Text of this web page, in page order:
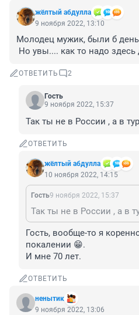
жёлтый абдулла
9 ноября 2022, 13:10
Молодец мужик, были б
Но увы.... как то надо
ОТВЕТИТЬ 2
Гость
9 ноября 2022, 15:37
Так ты не в России , а в
ОТВЕТИТЬ
жёлтый абдулла
10 ноября 2022, 14:15
Гость9 ноября 2022, 15:37
Так ты не в России , а в
Гость, вообще-то я
покалении 😁.
И мне 70 лет.
ОТВЕТИТЬ
ненытик
9 ноября 2022, 13:06